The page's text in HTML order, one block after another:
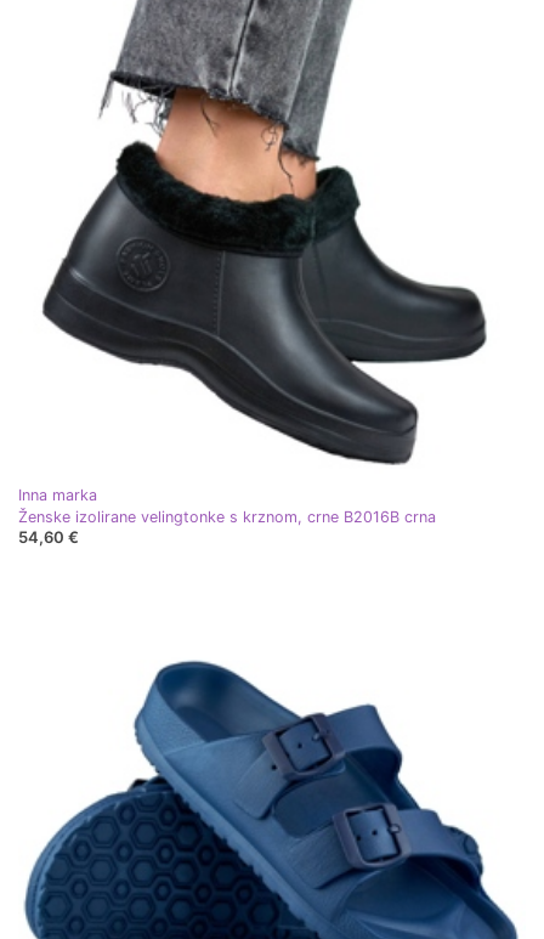
Inna marka
Ženske izolirane velingtonke s krznom, crne B2016B crna
54,60 €